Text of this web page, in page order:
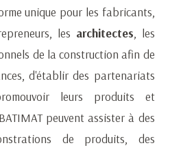
unique pour les fabricants,
les architectes , les
de la construction afin de
d'établir des partenariats
leurs produits et
peuvent assister à des
de produits, des